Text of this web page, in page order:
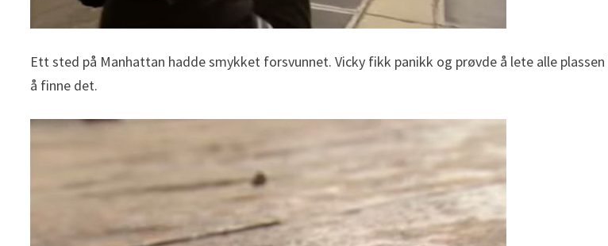
Ett sted på Manhattan hadde smykket forsvunnet. Vicky fikk panikk og prøvde å lete alle
å finne det.